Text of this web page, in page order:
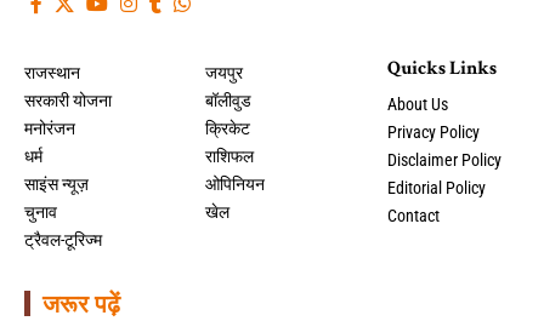
राजस्थान
सरकारी योजना
मनोरंजन
धर्म
साइंस न्यूज़
चुनाव
ट्रैवल-टूरिज्म
जयपुर
बॉलीवुड
क्रिकेट
राशिफल
ओपिनियन
खेल
Quicks Links
About Us
Privacy Policy
Disclaimer Policy
Editorial Policy
Contact
जरूर पढ़ें